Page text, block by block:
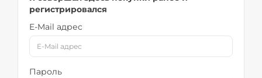
регистрировался
E-Mail адрес
Пароль